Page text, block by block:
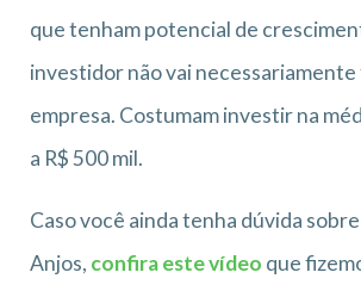
que tenham potencial de
investidor não vai
empresa. Costumam investir na
a R$ 500 mil.
Caso você ainda tenha dúvida
Anjos, confira este vídeo que